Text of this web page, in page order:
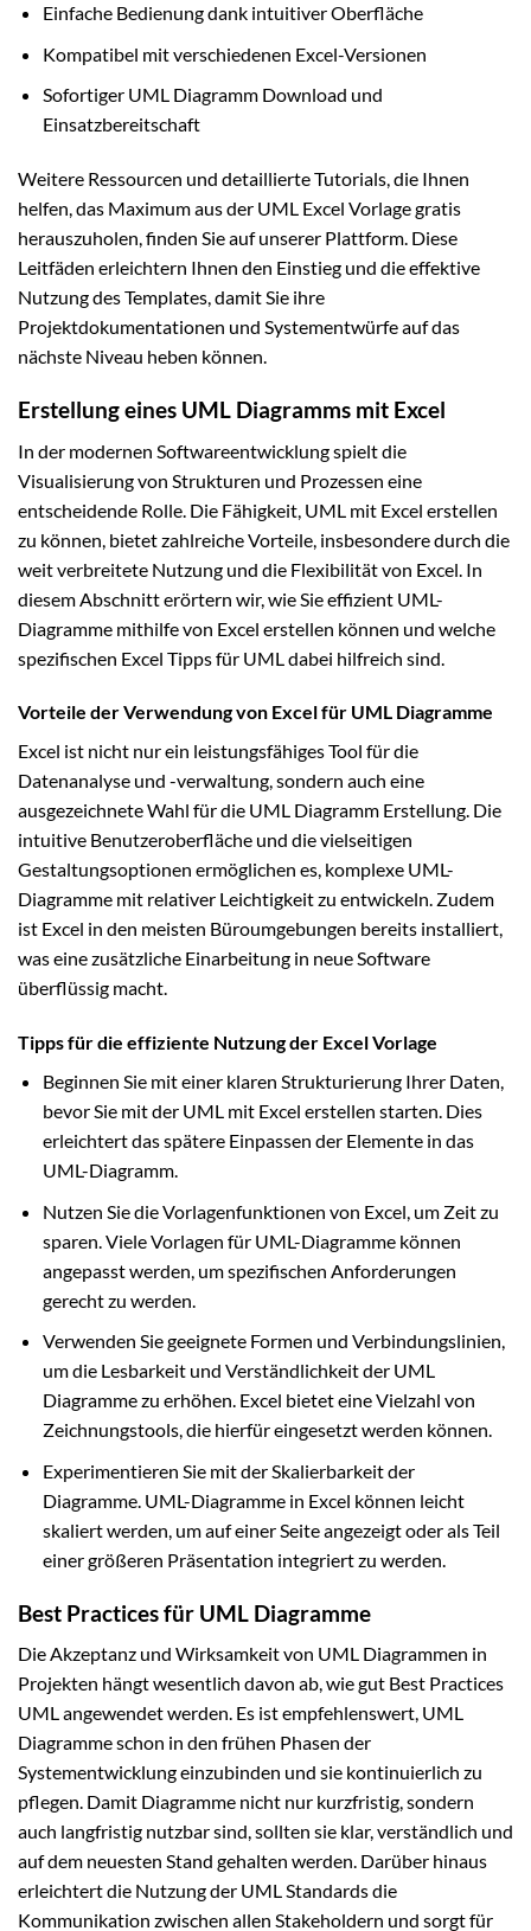
Einfache Bedienung dank intuitiver Oberfläche
Kompatibel mit verschiedenen Excel-Versionen
Sofortiger UML Diagramm Download und
Einsatzbereitschaft
Weitere Ressourcen und detaillierte Tutorials, die Ihnen
helfen, das Maximum aus der UML Excel Vorlage gratis
herauszuholen, finden Sie auf unserer Plattform. Diese
Leitfäden erleichtern Ihnen den Einstieg und die effektive
Nutzung des Templates, damit Sie ihre
Projektdokumentationen und Systementwürfe auf das
nächste Niveau heben können.
Erstellung eines UML Diagramms mit Excel
In der modernen Softwareentwicklung spielt die
Visualisierung von Strukturen und Prozessen eine
entscheidende Rolle. Die Fähigkeit, UML mit Excel erstellen
zu können, bietet zahlreiche Vorteile, insbesondere durch die
weit verbreitete Nutzung und die Flexibilität von Excel. In
diesem Abschnitt erörtern wir, wie Sie effizient UML-
Diagramme mithilfe von Excel erstellen können und welche
spezifischen Excel Tipps für UML dabei hilfreich sind.
Vorteile der Verwendung von Excel für UML Diagramme
Excel ist nicht nur ein leistungsfähiges Tool für die
Datenanalyse und -verwaltung, sondern auch eine
ausgezeichnete Wahl für die UML Diagramm Erstellung. Die
intuitive Benutzeroberfläche und die vielseitigen
Gestaltungsoptionen ermöglichen es, komplexe UML-
Diagramme mit relativer Leichtigkeit zu entwickeln. Zudem
ist Excel in den meisten Büroumgebungen bereits installiert,
was eine zusätzliche Einarbeitung in neue Software
überflüssig macht.
Tipps für die effiziente Nutzung der Excel Vorlage
Beginnen Sie mit einer klaren Strukturierung Ihrer Daten,
bevor Sie mit der UML mit Excel erstellen starten. Dies
erleichtert das spätere Einpassen der Elemente in das
UML-Diagramm.
Nutzen Sie die Vorlagenfunktionen von Excel, um Zeit zu
sparen. Viele Vorlagen für UML-Diagramme können
angepasst werden, um spezifischen Anforderungen
gerecht zu werden.
Verwenden Sie geeignete Formen und Verbindungslinien,
um die Lesbarkeit und Verständlichkeit der UML
Diagramme zu erhöhen. Excel bietet eine Vielzahl von
Zeichnungstools, die hierfür eingesetzt werden können.
Experimentieren Sie mit der Skalierbarkeit der
Diagramme. UML-Diagramme in Excel können leicht
skaliert werden, um auf einer Seite angezeigt oder als Teil
einer größeren Präsentation integriert zu werden.
Best Practices für UML Diagramme
Die Akzeptanz und Wirksamkeit von UML Diagrammen in
Projekten hängt wesentlich davon ab, wie gut Best Practices
UML angewendet werden. Es ist empfehlenswert, UML
Diagramme schon in den frühen Phasen der
Systementwicklung einzubinden und sie kontinuierlich zu
pflegen. Damit Diagramme nicht nur kurzfristig, sondern
auch langfristig nutzbar sind, sollten sie klar, verständlich und
auf dem neuesten Stand gehalten werden. Darüber hinaus
erleichtert die Nutzung der UML Standards die
Kommunikation zwischen allen Stakeholdern und sorgt für